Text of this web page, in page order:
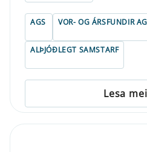
AGS VOR- OG ÁRSFUNDIR
ALÞJÓÐLEGT SAMSTARF
Lesa